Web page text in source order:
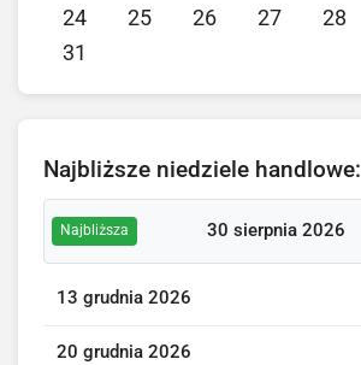
24
25 26 27 28
31
Najbliższe niedziele handlowe:
Najbliższa 30 sierpnia 2026
13 grudnia 2026
20 grudnia 2026